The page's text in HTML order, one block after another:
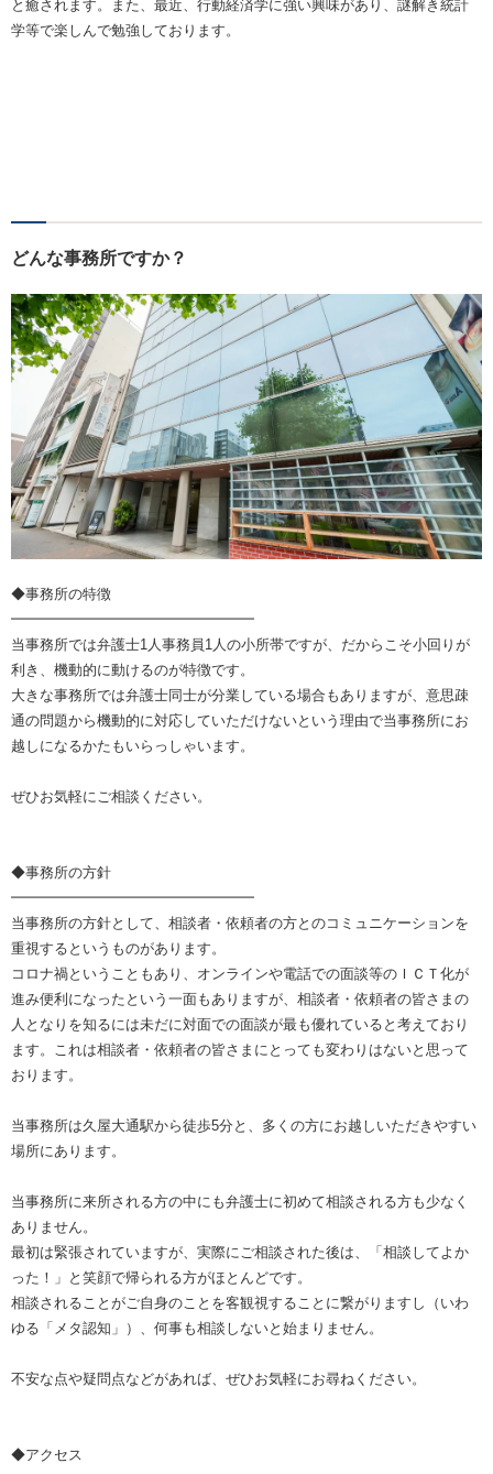
と癒されます。また、最近、行動経済学に強い興味があり、謎解き統計
学等で楽しんで勉強しております。
どんな事務所ですか？
◆事務所の特徴
━━━━━━━━━━━━━━━━━
当事務所では弁護士1人事務員1人の小所帯ですが、だからこそ小回りが
利き、機動的に動けるのが特徴です。
大きな事務所では弁護士同士が分業している場合もありますが、意思疎
通の問題から機動的に対応していただけないという理由で当事務所にお
越しになるかたもいらっしゃいます。
ぜひお気軽にご相談ください。
◆事務所の方針
━━━━━━━━━━━━━━━━━
当事務所の方針として、相談者・依頼者の方とのコミュニケーションを
重視するというものがあります。
コロナ禍ということもあり、オンラインや電話での面談等のＩＣＴ化が
進み便利になったという一面もありますが、相談者・依頼者の皆さまの
人となりを知るには未だに対面での面談が最も優れていると考えており
ます。これは相談者・依頼者の皆さまにとっても変わりはないと思って
おります。
当事務所は久屋大通駅から徒歩5分と、多くの方にお越しいただきやすい
場所にあります。
当事務所に来所される方の中にも弁護士に初めて相談される方も少なく
ありません。
最初は緊張されていますが、実際にご相談された後は、「相談してよか
った！」と笑顔で帰られる方がほとんどです。
相談されることがご自身のことを客観視することに繋がりますし（いわ
ゆる「メタ認知」）、何事も相談しないと始まりません。
不安な点や疑問点などがあれば、ぜひお気軽にお尋ねください。
◆アクセス